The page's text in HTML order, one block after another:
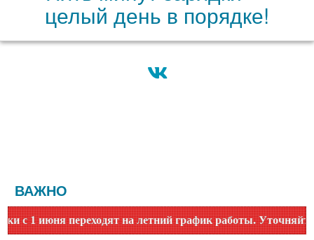
целый день в порядке!
ВАЖНО
июня переходят на летний график работы. Уточняйте